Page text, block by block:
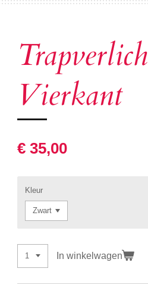
Vierkant
€ 35,00
Kleur
In winkelwagen